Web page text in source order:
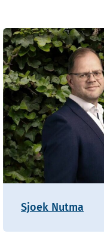
Sjoek Nutma